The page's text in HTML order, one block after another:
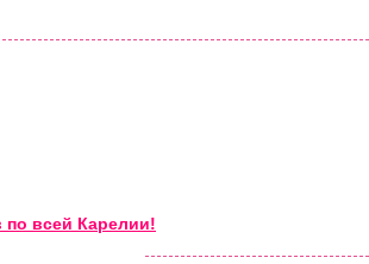
по всей Карелии!